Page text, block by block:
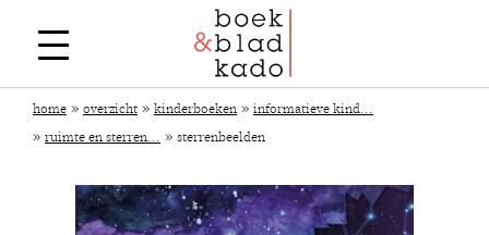
home » overzicht » kinderboeken » informatieve kind...
» ruimte en sterren... » sterrenbeelden